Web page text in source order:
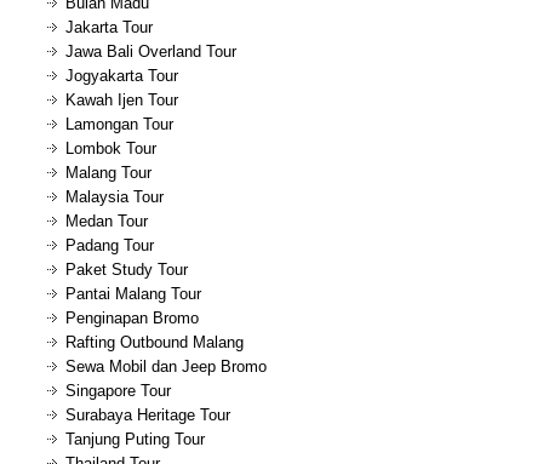
Jakarta Tour
Jawa Bali Overland Tour
Jogyakarta Tour
Kawah Ijen Tour
Lamongan Tour
Lombok Tour
Malang Tour
Malaysia Tour
Medan Tour
Padang Tour
Paket Study Tour
Pantai Malang Tour
Penginapan Bromo
Rafting Outbound Malang
Sewa Mobil dan Jeep Bromo
Singapore Tour
Surabaya Heritage Tour
Tanjung Puting Tour